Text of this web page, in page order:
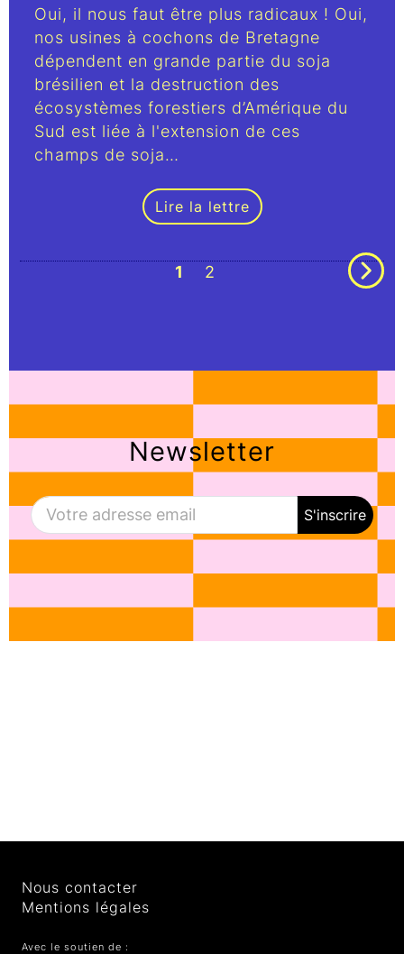
Oui, il nous faut être plus radicaux ! Oui,
nos usines à cochons de Bretagne
dépendent en grande partie du soja
brésilien et la destruction des
écosystèmes forestiers d’Amérique du
Sud est liée à l'extension de ces
champs de soja…
Lire la lettre
1 2
Newsletter
S'inscrire
Nous contacter
Mentions légales
Avec le soutien de :